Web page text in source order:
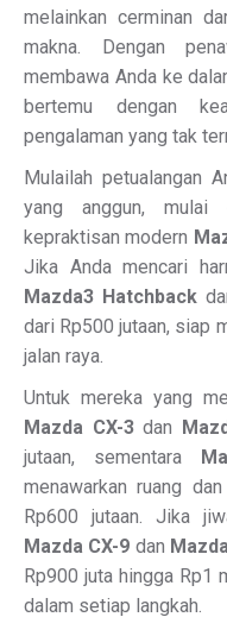
melainkan cerminan
makna. Dengan
membawa Anda ke
bertemu dengan
pengalaman yang tak
Mulailah petualangan
yang anggun,
kepraktisan modern
Jika Anda mencari
Mazda3 Hatchback
dari Rp500 jutaan, siap
jalan raya.
Untuk mereka yang
Mazda CX-3dan
jutaan, sementara
menawarkan ruang
Rp600 jutaan. Jika
Mazda CX-9 dan
Rp900 juta hingga Rp1
dalam setiap langkah.